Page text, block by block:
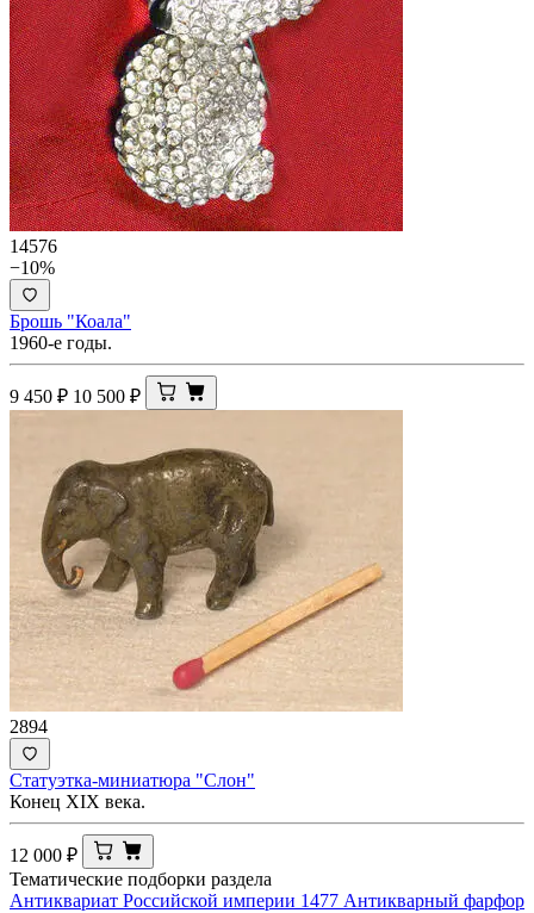
14576
−10%
Брошь "Коала"
1960-е годы.
9 450 ₽ 10 500 ₽
2894
Статуэтка-миниатюра "Слон"
Конец XIX века.
12 000 ₽
Тематические подборки раздела
Антиквариат Российской империи 1477 Антикварный фарфор